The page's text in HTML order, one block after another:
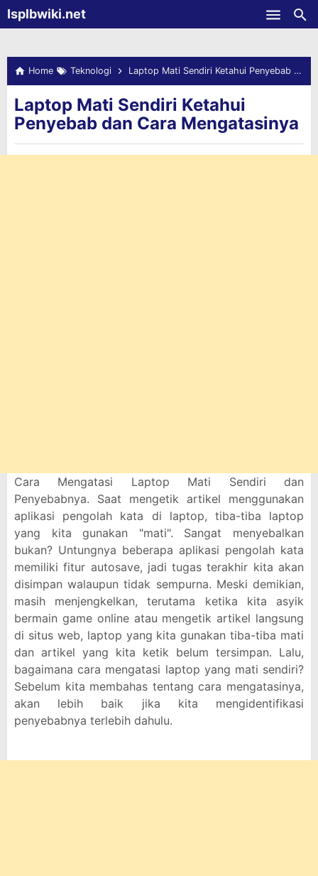
-->Isplbwiki.net
Home Teknologi Laptop Mati Sendiri Ketahui Penyebab dan Cara Mengatasinya
Laptop Mati Sendiri Ketahui
Penyebab dan Cara Mengatasinya
Cara Mengatasi Laptop Mati Sendiri dan
Penyebabnya. Saat mengetik artikel menggunakan
aplikasi pengolah kata di laptop, tiba-tiba laptop
yang kita gunakan "mati". Sangat menyebalkan
bukan? Untungnya beberapa aplikasi pengolah kata
memiliki fitur autosave, jadi tugas terakhir kita akan
disimpan walaupun tidak sempurna. Meski demikian,
masih menjengkelkan, terutama ketika kita asyik
bermain game online atau mengetik artikel langsung
di situs web, laptop yang kita gunakan tiba-tiba mati
dan artikel yang kita ketik belum tersimpan. Lalu,
bagaimana cara mengatasi laptop yang mati sendiri?
Sebelum kita membahas tentang cara mengatasinya,
akan lebih baik jika kita mengidentifikasi
penyebabnya terlebih dahulu.